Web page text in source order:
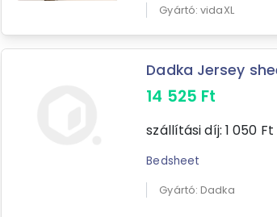
Gyártó: vidaXL
Dadka Jersey
14 525 Ft
szállítási díj: 1 050 Ft
Bedsheet
Gyártó: Dadka